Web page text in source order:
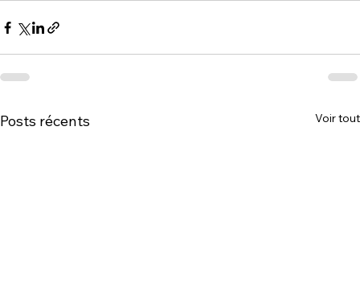
Posts récents Voir tout